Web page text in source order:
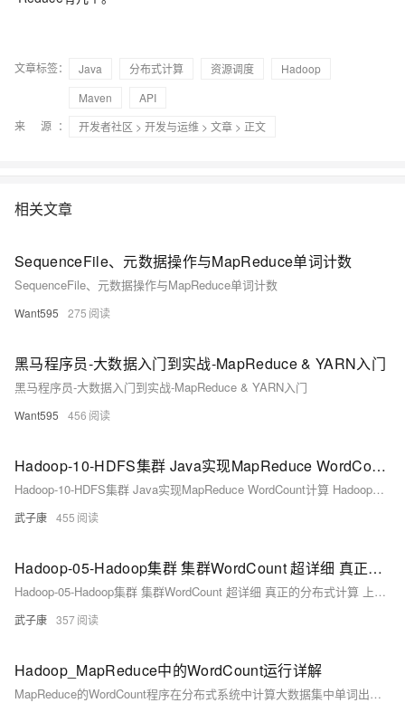
文章标签： Java 分布式计算 资源调度
Hadoop
Maven
API
来 源：
开发者社区 > 开发与运维 > 文章 > 正文
相关文章
SequenceFile、元数据操作与MapReduce单词计数
SequenceFile、元数据操作与MapReduce单词计数
Want595 275
黑马程序员-大数据入门到实战-MapReduce & YARN入门
黑马程序员-大数据入门到实战-MapReduce & YARN入门
Want595 456
Hadoop-10-HDFS集群 Java实现MapReduce WordCount计算 Hadoop序列化 编写Mapper和Reducer和Driver 附带POM 详细代码 图文等内容
Hadoop-10-HDFS集群 Java实现MapReduce WordCount计算 Hadoop序列化 编写Mapper和Reducer和Driver 附带POM 详细代码 图文等内容
武子康 455
Hadoop-05-Hadoop集群 集群WordCount 超详细 真正的分布式计算 上传HDFS MapReduce计算 YRAN查看任务 上传计算下载查看
Hadoop-05-Hadoop集群 集群WordCount 超详细 真正的分布式计算 上传HDFS MapReduce计算 YRAN查看任务 上传计算下载查看
武子康 357
Hadoop_MapReduce中的WordCount运行详解
MapReduce的WordCount程序在分布式系统中计算大数据集中单词出现的频率时，提供了一个可以复用和可伸缩的解决方案。它体现了MapReduce编程模型的强大之处：简单、可靠且将任务自动分布到一个集群中去执行。它首先运行一系列的Map任务来处理原始数据，然后通过Shuffle和Sort机制来组织结果，最后通过运行Reduce任务来完成最终计算。因此，即便数据量非常大，通过该模型也可以高效地进行处理。